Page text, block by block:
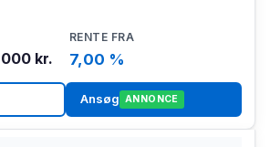
kr. 7,00 %
Ansøg ANNONCE